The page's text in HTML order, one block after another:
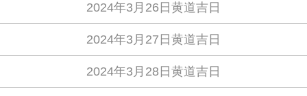
2024年3月26日黄道吉日
2024年3月27日黄道吉日
2024年3月28日黄道吉日